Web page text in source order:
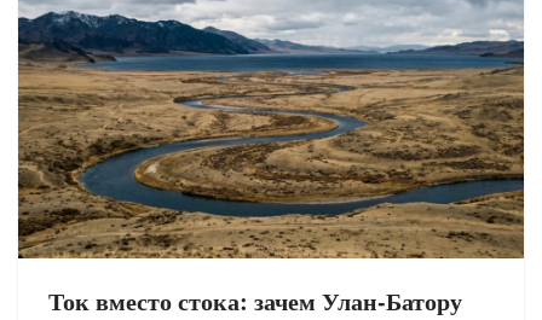
Ток вместо стока: зачем Улан-Батору